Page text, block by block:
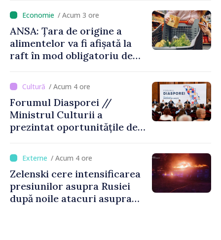
locului
/ Acum 3 ore
ANSA: Țara de origine a
alimentelor va fi afișată la
raft în mod obligatoriu de
riscă amenzi de zeci de mii
de lei de lei/ Acum 4 ore
Forumul Diasporei //
Ministrul Culturii a
prezintat oportunitățile de
culturale și mobilitatea
artiștilor/ Acum 4 ore
Zelenski cere intensificarea
presiunilor asupra Rusiei
după noile atacuri asupra